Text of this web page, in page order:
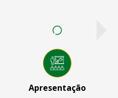
Apresentação